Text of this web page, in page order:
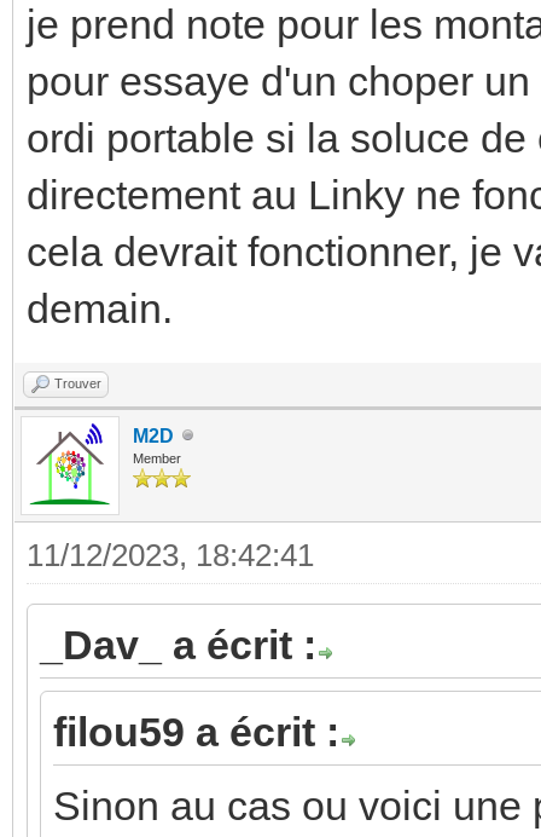
je prend note pour les
pour essaye d'un choper
ordi portable si la soluce
directement au Linky ne
cela devrait fonctionner, je
demain.
Trouver
M2D
Member
11/12/2023, 18:42:41
_Dav_ a écrit :
filou59 a écrit :
Sinon au cas ou voici